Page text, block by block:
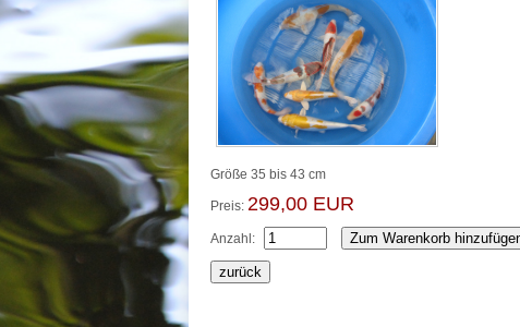
Größe 35 bis 43 cm
Preis: 299,00 EUR
Anzahl: